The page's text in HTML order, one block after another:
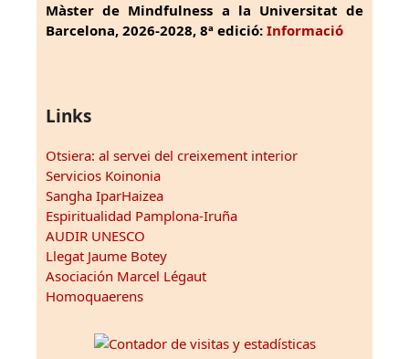
Màster de Mindfulness a la Universitat de
Barcelona, 2026-2028, 8ª edició: Informació
Links
Otsiera: al servei del creixement interior
Servicios Koinonia
Sangha IparHaizea
Espiritualidad Pamplona-Iruña
AUDIR UNESCO
Llegat Jaume Botey
Asociación Marcel Légaut
Homoquaerens